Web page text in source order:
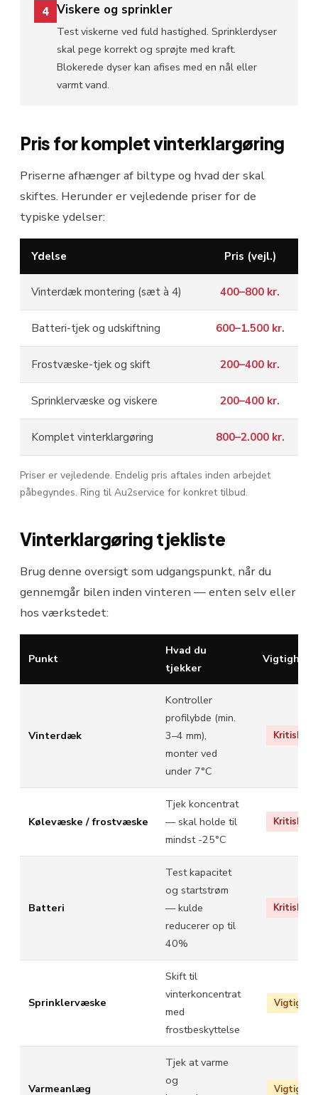
4 Viskere og sprinkler
Test viskerne ved fuld hastighed. Sprinklerdyser
skal pege korrekt og sprøjte med kraft.
Blokerede dyser kan afises med en nål eller
varmt vand.
Pris for komplet vinterklargøring
Priserne afhænger af biltype og hvad der skal
skiftes. Herunder er vejledende priser for de
typiske ydelser:
Ydelse Pris (vejl.)
Vinterdæk montering (sæt à 4) 400–800 kr.
Batteri-tjek og udskiftning 600–1.500 kr.
Frostvæske-tjek og skift 200–400 kr.
Sprinklervæske og viskere 200–400 kr.
Komplet vinterklargøring 800–2.000 kr.
Priser er vejledende. Endelig pris aftales inden arbejdet
påbegyndes. Ring til Au2service for konkret tilbud.
Vinterklargøring tjekliste
Brug denne oversigt som udgangspunkt, når du
gennemgår bilen inden vinteren — enten selv eller
hos værkstedet:
Punkt
Hvad du
tjekker
Vigtighed
Vinterdæk
Kontroller
profilybde (min.
3–4 mm),
monter ved
under 7°C
Kritisk
Kølevæske / frostvæske
Tjek koncentrat
— skal holde til
mindst -25°C
Kritisk
Batteri
Test kapacitet
og startstrøm
— kulde
reducerer op til
40%
Kritisk
Sprinklervæske
Skift til
vinterkoncentrat
med
frostbeskyttelse
Vigtig
Varmeanlæg
Tjek at varme
og
Vigtig